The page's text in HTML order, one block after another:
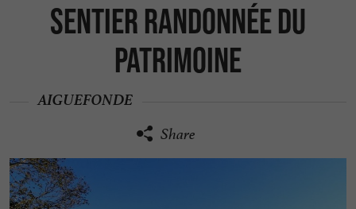
Sentier randonnée du
patrimoine
AIGUEFONDE
Share